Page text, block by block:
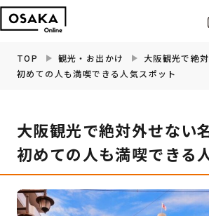
観光・お出かけ
イベント
TOP 観光・お出かけ
大阪観光で絶
初めての人も満喫できる人気スポット
大阪観光で絶対外せない
初めての人も満喫できる